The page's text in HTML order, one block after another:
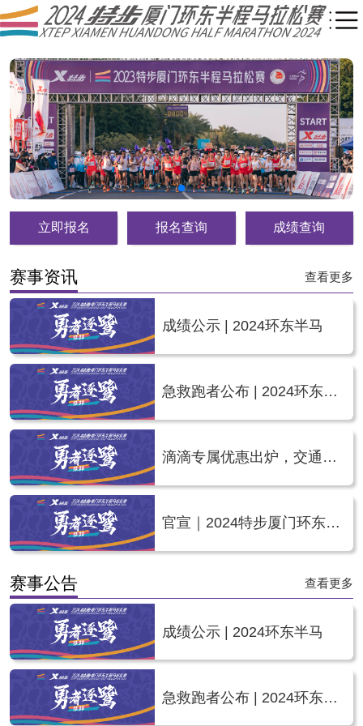
立即报名 报名查询 成绩查询
赛事资讯 查看更多
成绩公示 | 2024环东半马
急救跑者公布 | 2024环东半
马
滴滴专属优惠出炉，交通接
驳方案公布 | 2024环东半马
官宣｜2024特步厦门环东半
程马拉松赛官方领跑员名单
赛事公告 查看更多
成绩公示 | 2024环东半马
急救跑者公布 | 2024环东半